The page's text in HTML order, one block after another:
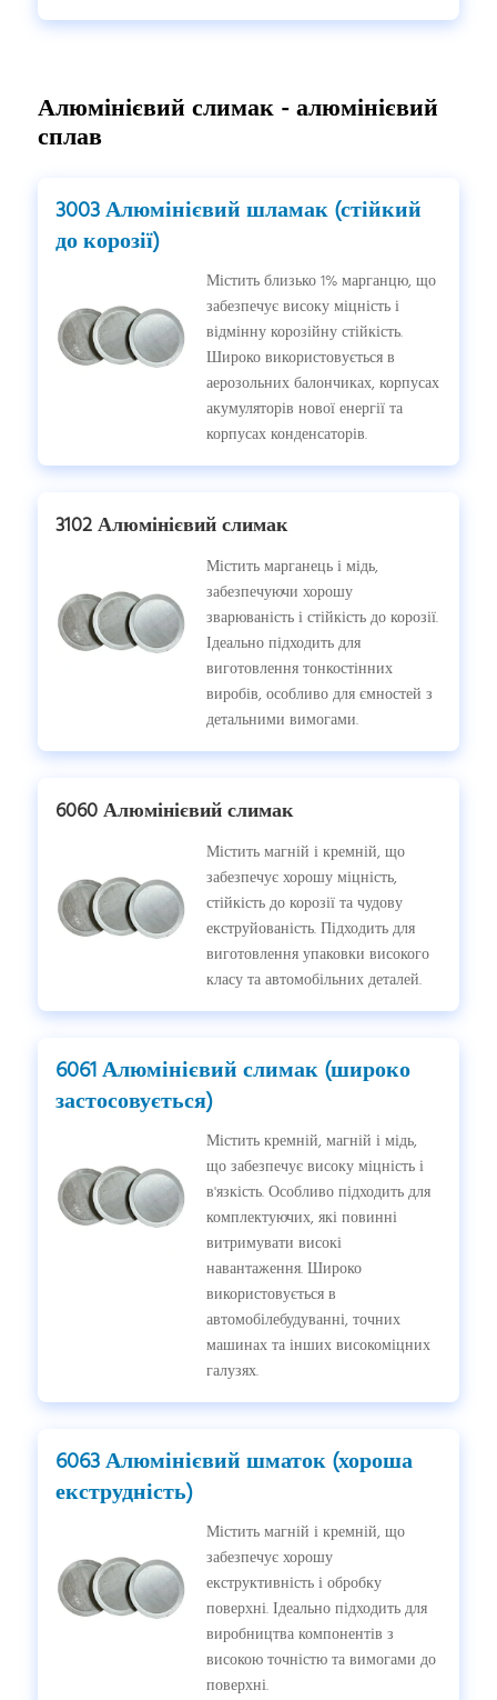
Алюмінієвий слимак - алюмінієвий
сплав
3003 Алюмінієвий шламак (стійкий
до корозії)
Містить близько 1% марганцю, що
забезпечує високу міцність і
відмінну корозійну стійкість.
Широко використовується в
аерозольних балончиках, корпусах
акумуляторів нової енергії та
корпусах конденсаторів.
3102 Алюмінієвий слимак
Містить марганець і мідь,
забезпечуючи хорошу
зварюваність і стійкість до корозії.
Ідеально підходить для
виготовлення тонкостінних
виробів, особливо для ємностей з
детальними вимогами.
6060 Алюмінієвий слимак
Містить магній і кремній, що
забезпечує хорошу міцність,
стійкість до корозії та чудову
екструйованість. Підходить для
виготовлення упаковки високого
класу та автомобільних деталей.
6061 Алюмінієвий слимак (широко
застосовується)
Містить кремній, магній і мідь,
що забезпечує високу міцність і
в'язкість. Особливо підходить для
комплектуючих, які повинні
витримувати високі
навантаження. Широко
використовується в
автомобілебудуванні, точних
машинах та інших високоміцних
галузях.
6063 Алюмінієвий шматок (хороша
екструдність)
Містить магній і кремній, що
забезпечує хорошу
екструктивність і обробку
поверхні. Ідеально підходить для
виробництва компонентів з
високою точністю та вимогами до
поверхні.